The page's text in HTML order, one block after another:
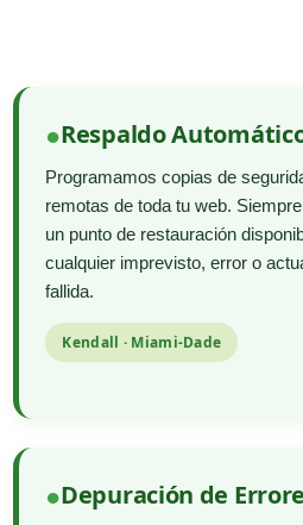
Respaldo
Programamos copias de
remotas de toda tu web.
un punto de restauración
cualquier imprevisto, error o
fallida.
Kendall · Miami-Dade
Depuración de